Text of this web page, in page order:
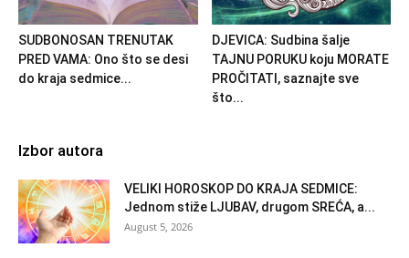
SUDBONOSAN TRENUTAK
PRED VAMA: Ono što se desi
do kraja sedmice...
DJEVICA: Sudbina šalje
TAJNU PORUKU koju MORATE
PROČITATI, saznajte sve
što...
Izbor autora
VELIKI HOROSKOP DO KRAJA SEDMICE:
Jednom stiže LJUBAV, drugom SREĆA, a...
August 5, 2026